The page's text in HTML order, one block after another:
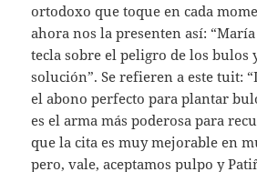
ortodoxo que toque en cada
ahora nos la presenten así:
tecla sobre el peligro de los bulos
solución”. Se refieren a este tuit:
el abono perfecto para plantar
es el arma más poderosa para
que la cita es muy mejorable en
pero, vale, aceptamos pulpo y